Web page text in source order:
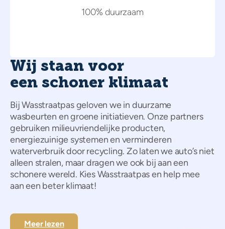
100% duurzaam
Wij staan voor
een schoner klimaat
Bij Wasstraatpas geloven we in duurzame
wasbeurten en groene initiatieven. Onze partners
gebruiken milieuvriendelijke producten,
energiezuinige systemen en verminderen
waterverbruik door recycling. Zo laten we auto’s niet
alleen stralen, maar dragen we ook bij aan een
schonere wereld. Kies Wasstraatpas en help mee
aan een beter klimaat!
Meer lezen